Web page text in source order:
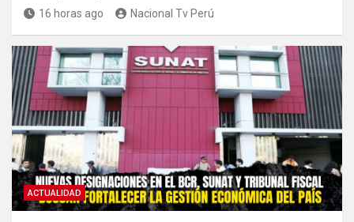
16 horas ago Nacional Tv Perú
ACTUALIDAD